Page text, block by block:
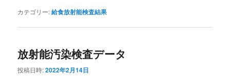
カテゴリー:給食放射能検査結果
放射能汚染検査データ
投稿日時:2022年2月14日